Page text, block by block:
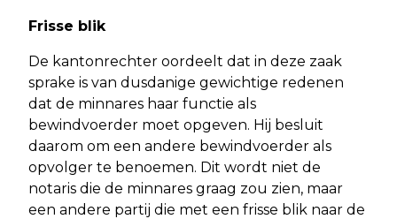
Frisse blik
De kantonrechter oordeelt dat in deze zaak
sprake is van dusdanige gewichtige redenen
dat de minnares haar functie als
bewindvoerder moet opgeven. Hij besluit
daarom om een andere bewindvoerder als
opvolger te benoemen. Dit wordt niet de
notaris die de minnares graag zou zien, maar
een andere partij die met een frisse blik naar de